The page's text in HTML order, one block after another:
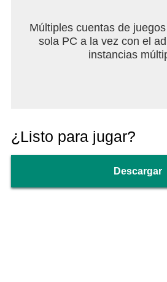
Múltiples cuentas de
sola PC a la vez con el
instancias
¿Listo para jugar?
Descargar